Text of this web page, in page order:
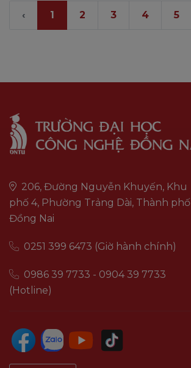
‹ 1 2 3 4 5
206, Đường Nguyễn Khuyến, Khu
phố 4, Phường Trảng Dài, Thành phố
Đồng Nai
0251 399 6473 (Giờ hành chính)
0986 39 7733 - 0904 39 7733
(Hotline)